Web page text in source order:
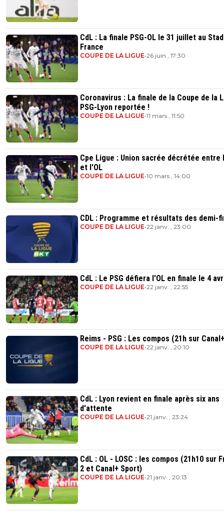
CdL : La finale PSG-OL le 31 juillet au
France
COUPE DE LA LIGUE•26 juin , 17:30
Coronavirus : La finale de la Coupe de la
PSG-Lyon reportée !
COUPE DE LA LIGUE•11 mars , 11:50
Cpe Ligue : Union sacrée décrétée entre
et l'OL
COUPE DE LA LIGUE•10 mars , 14:00
CDL : Programme et résultats des demi-
COUPE DE LA LIGUE•22 janv. , 23:00
CdL : Le PSG défiera l'OL en finale le 4
COUPE DE LA LIGUE•22 janv. , 22:55
Reims - PSG : Les compos (21h sur
COUPE DE LA LIGUE•22 janv. , 20:10
CdL : Lyon revient en finale après six ans
d'attente
COUPE DE LA LIGUE•21 janv. , 23:24
CdL : OL - LOSC : les compos (21h10 sur
2 et Canal+ Sport)
COUPE DE LA LIGUE•21 janv. , 20:13